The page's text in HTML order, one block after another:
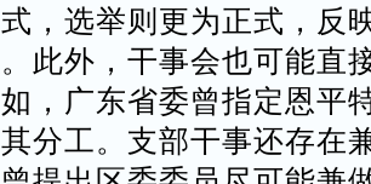
，选举则更为正式，反
此外，干事会也可能直
，广东省委曾指定恩平
分工。支部干事还存在